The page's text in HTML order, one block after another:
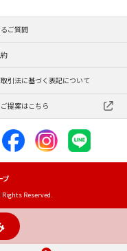
ご質問
引法に基づく表記について
提案はこちら
Rights Reserved.